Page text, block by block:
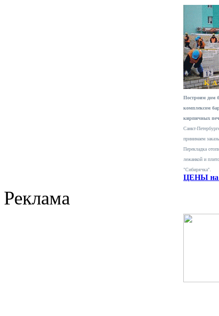
Построим дом
комплексом
кирпичных
Санкт-
принимаем
Перекладка
лежанкой и
"Сибирячка".
ЦЕНЫ на
Реклама